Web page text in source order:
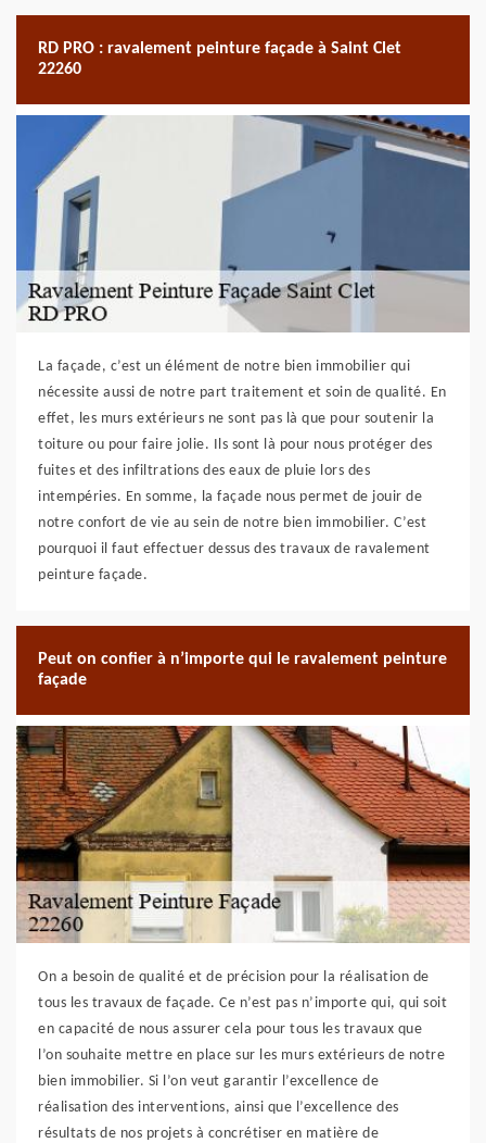
RD PRO : ravalement peinture façade à Saint Clet
22260
La façade, c’est un élément de notre bien immobilier qui
nécessite aussi de notre part traitement et soin de qualité. En
effet, les murs extérieurs ne sont pas là que pour soutenir la
toiture ou pour faire jolie. Ils sont là pour nous protéger des
fuites et des infiltrations des eaux de pluie lors des
intempéries. En somme, la façade nous permet de jouir de
notre confort de vie au sein de notre bien immobilier. C’est
pourquoi il faut effectuer dessus des travaux de ravalement
peinture façade.
Peut on confier à n’importe qui le ravalement peinture
façade
On a besoin de qualité et de précision pour la réalisation de
tous les travaux de façade. Ce n’est pas n’importe qui, qui soit
en capacité de nous assurer cela pour tous les travaux que
l’on souhaite mettre en place sur les murs extérieurs de notre
bien immobilier. Si l’on veut garantir l’excellence de
réalisation des interventions, ainsi que l’excellence des
résultats de nos projets à concrétiser en matière de